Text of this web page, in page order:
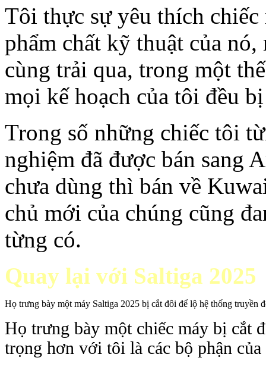
Tôi thực sự yêu thích
phẩm chất kỹ thuật của
cùng trải qua, trong một
mọi kế hoạch của tôi đều
Trong số những chiếc tôi
nghiệm đã được bán sang
chưa dùng thì bán về
chủ mới của chúng cũng
từng có.
Quay lại với Saltiga 2025
Họ trưng bày một máy Saltiga 2025 bị cắt đôi để lộ hệ thống truyền
Họ trưng bày một chiếc máy bị cắt
trọng hơn với tôi là các bộ phận